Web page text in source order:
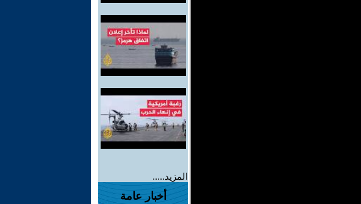
المزيد.....
أخبار عامة